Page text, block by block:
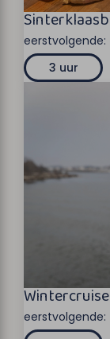
eerstvolgende:
3 uur
Wintercruise
eerstvolgende: